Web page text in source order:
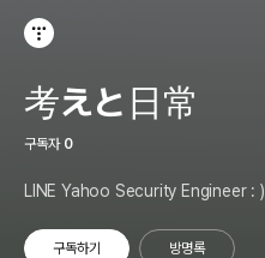
考えと日常
구독자 0
LINE Yahoo Security Engineer : )
구독하기 방명록